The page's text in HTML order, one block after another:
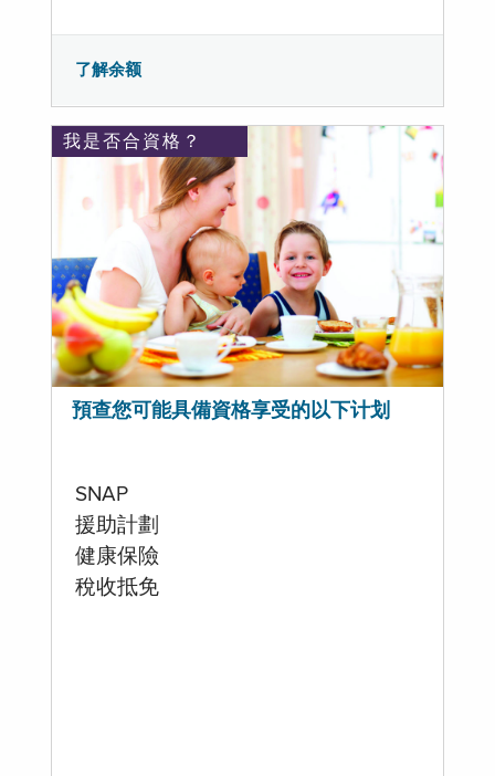
了解余额
我是否合資格？
預查您可能具備資格享受的以下计划
SNAP
援助計劃
健康保險
稅收抵免